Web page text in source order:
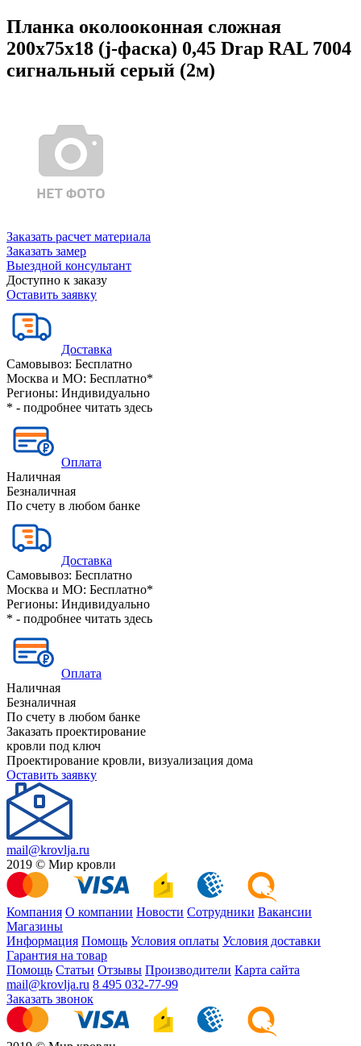
Планка околооконная сложная
200х75х18 (j-фаска) 0,45 Drap RAL 7004
сигнальный серый (2м)
Заказать расчет материала
Заказать замер
Выездной консультант
Доступно к заказу
Оставить заявку
Доставка
Самовывоз: Бесплатно
Москва и МО: Бесплатно*
Регионы: Индивидуально
* - подробнее читать здесь
Оплата
Наличная
Безналичная
По счету в любом банке
Доставка
Самовывоз: Бесплатно
Москва и МО: Бесплатно*
Регионы: Индивидуально
* - подробнее читать здесь
Оплата
Наличная
Безналичная
По счету в любом банке
Заказать проектирование
кровли под ключ
Проектирование кровли, визуализация дома
Оставить заявку
mail@krovlja.ru
2019 © Мир кровли
Компания О компании Новости Сотрудники Вакансии
Магазины
Информация Помощь Условия оплаты Условия доставки
Гарантия на товар
Помощь Статьи Отзывы Производители Карта сайта
mail@krovlja.ru 8 495 032-77-99
Заказать звонок